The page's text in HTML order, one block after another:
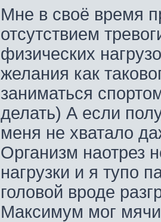
Мне в своё время
отсутствием
физических
желания как
заниматься
делать) А если
меня не хватало
Организм наотрез
нагрузки и я тупо
головой вроде
Максимум мог